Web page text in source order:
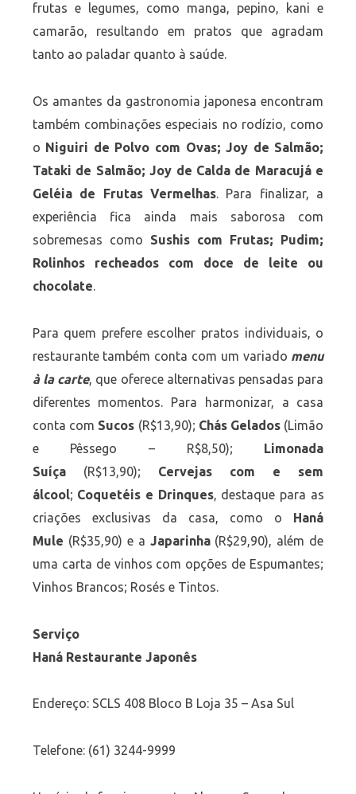
frutas e legumes, como manga, pepino, kani e
camarão, resultando em pratos que agradam
tanto ao paladar quanto à saúde.
Os amantes da gastronomia japonesa encontram
também combinações especiais no rodízio, como
o Niguiri de Polvo com Ovas; Joy de Salmão;
Tataki de Salmão; Joy de Calda de Maracujá e
Geléia de Frutas Vermelhas. Para finalizar, a
experiência fica ainda mais saborosa com
sobremesas como Sushis com Frutas; Pudim;
Rolinhos recheados com doce de leite ou
chocolate.
Para quem prefere escolher pratos individuais, o
restaurante também conta com um variado menu
à la carte, que oferece alternativas pensadas para
diferentes momentos. Para harmonizar, a casa
conta com Sucos (R$13,90); Chás Gelados (Limão
e Pêssego – R$8,50); Limonada
Suíça(R$13,90); Cervejas com e sem
álcool; Coquetéis e Drinques, destaque para as
criações exclusivas da casa, como o Haná
Mule (R$35,90) e a Japarinha(R$29,90), além de
uma carta de vinhos com opções de Espumantes;
Vinhos Brancos; Rosés e Tintos.
Serviço
Haná Restaurante Japonês
Endereço: SCLS 408 Bloco B Loja 35 – Asa Sul
Telefone: (61) 3244-9999